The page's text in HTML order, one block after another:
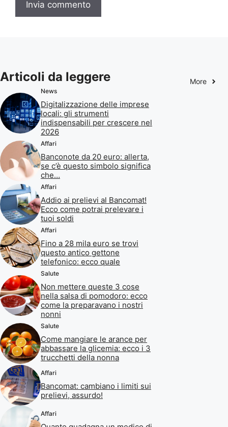
Articoli da leggere More
News
Digitalizzazione delle imprese
locali: gli strumenti
indispensabili per crescere nel
2026
Affari
Banconote da 20 euro: allerta,
se c’è questo simbolo significa
che…
Affari
Addio ai prelievi al Bancomat!
Ecco come potrai prelevare i
tuoi soldi
Affari
Fino a 28 mila euro se trovi
questo antico gettone
telefonico: ecco quale
Salute
Non mettere queste 3 cose
nella salsa di pomodoro: ecco
come la preparavano i nostri
nonni
Salute
Come mangiare le arance per
abbassare la glicemia: ecco i 3
trucchetti della nonna
Affari
Bancomat: cambiano i limiti sui
prelievi, assurdo!
Affari